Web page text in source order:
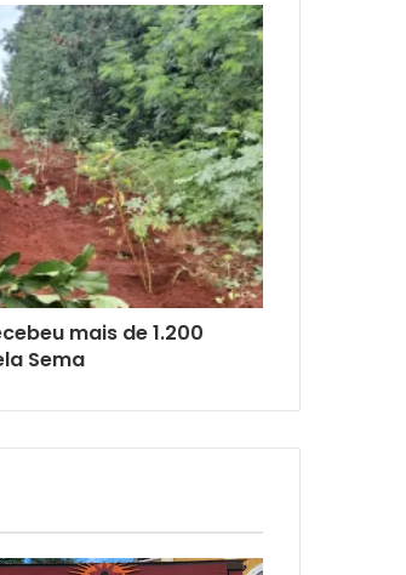
mais de 1.200
Sema